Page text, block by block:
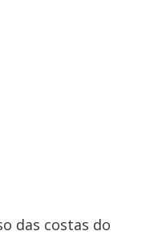
das costas do